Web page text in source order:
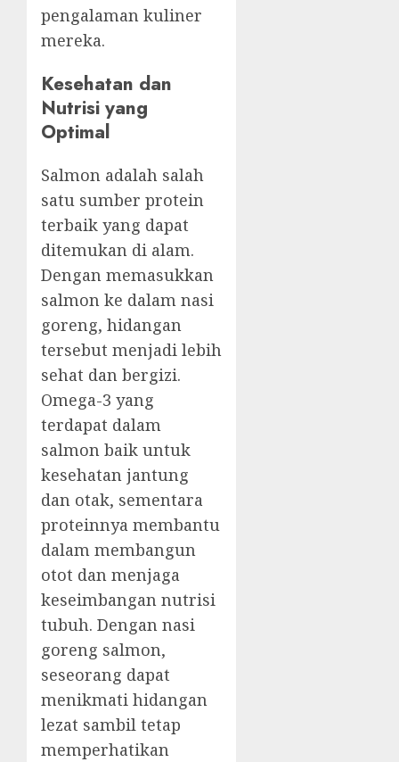
pengalaman kuliner
mereka.
Kesehatan dan
Nutrisi yang
Optimal
Salmon adalah salah
satu sumber protein
terbaik yang dapat
ditemukan di alam.
Dengan memasukkan
salmon ke dalam nasi
goreng, hidangan
tersebut menjadi lebih
sehat dan bergizi.
Omega-3 yang
terdapat dalam
salmon baik untuk
kesehatan jantung
dan otak, sementara
proteinnya membantu
dalam membangun
otot dan menjaga
keseimbangan nutrisi
tubuh. Dengan nasi
goreng salmon,
seseorang dapat
menikmati hidangan
lezat sambil tetap
memperhatikan